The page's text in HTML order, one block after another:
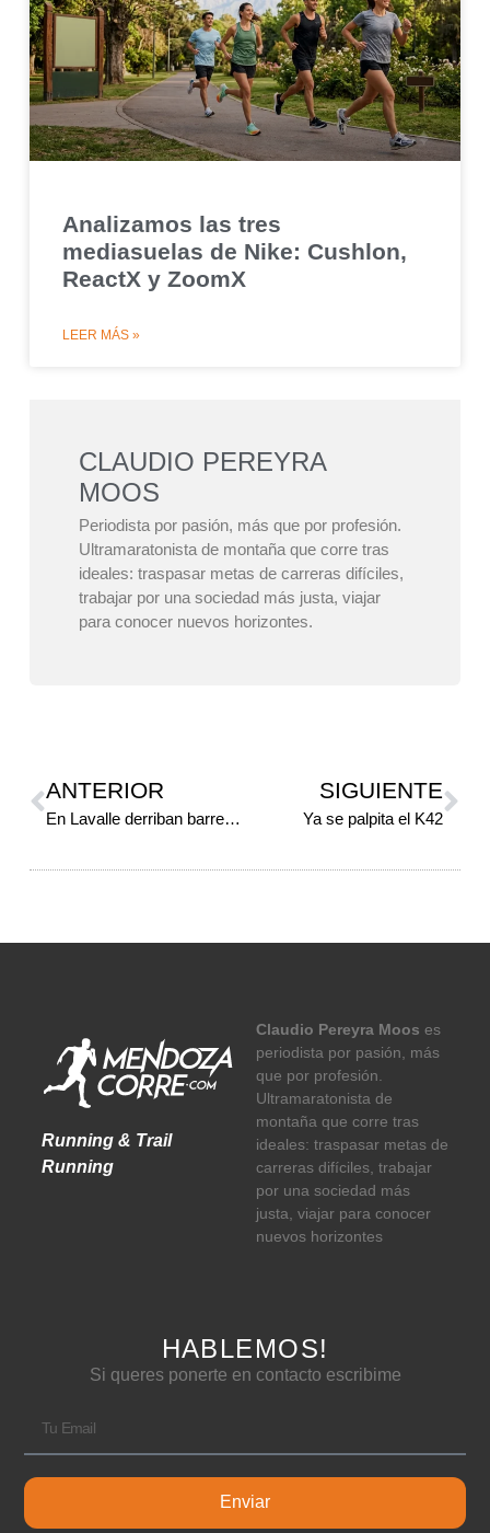
Analizamos las tres
mediasuelas de Nike: Cushlon,
ReactX y ZoomX
LEER MÁS »
CLAUDIO PEREYRA
MOOS
Periodista por pasión, más que por profesión.
Ultramaratonista de montaña que corre tras
ideales: traspasar metas de carreras difíciles,
trabajar por una sociedad más justa, viajar
para conocer nuevos horizontes.
ANTERIOR
En Lavalle derriban barreras
SIGUIENTE
Ya se palpita el K42
Running & Trail
Running
Claudio Pereyra Moos es
periodista por pasión, más
que por profesión.
Ultramaratonista de
montaña que corre tras
ideales: traspasar metas de
carreras difíciles, trabajar
por una sociedad más
justa, viajar para conocer
nuevos horizontes
HABLEMOS!
Si queres ponerte en contacto escribime
Enviar